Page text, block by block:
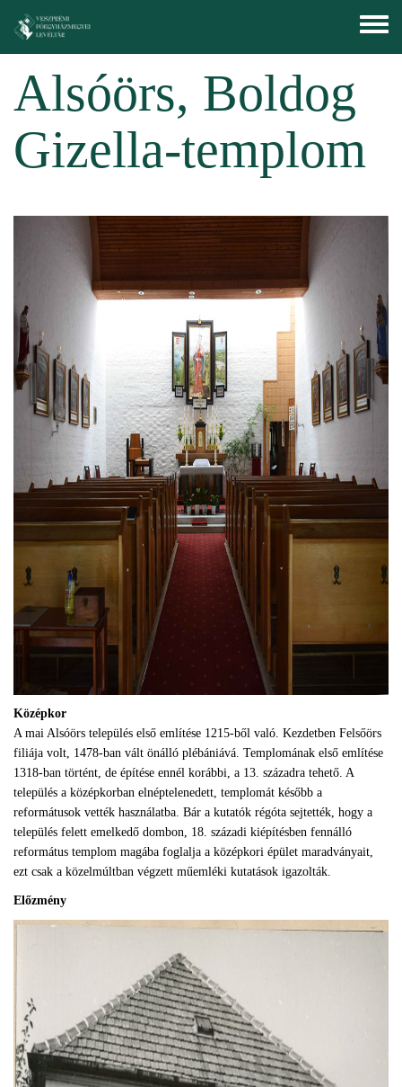
Toggle
menu
Alsóörs, Boldog
Gizella-templom
Középkor
A mai Alsóörs település első említése 1215-ből való. Kezdetben Felsőörs
filiája volt, 1478-ban vált önálló plébániává. Templomának első említése
1318-ban történt, de építése ennél korábbi, a 13. századra tehető. A
település a középkorban elnéptelenedett, templomát később a
reformátusok vették használatba. Bár a kutatók régóta sejtették, hogy a
település felett emelkedő dombon, 18. századi kiépítésben fennálló
református templom magába foglalja a középkori épület maradványait,
ezt csak a közelmúltban végzett műemléki kutatások igazolták.
Előzmény